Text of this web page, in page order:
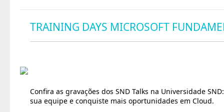
TRAINING DAYS MICROSOFT
Confira as gravações dos SND Talks na Universidade
sua equipe e conquiste mais oportunidades em Cloud.